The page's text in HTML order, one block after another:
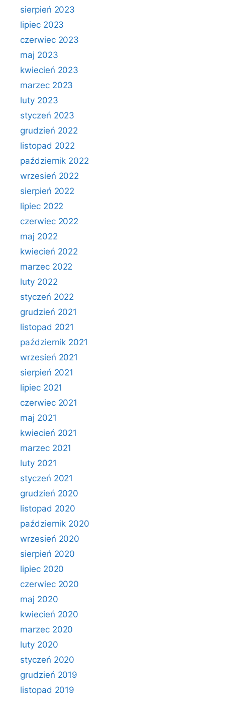
sierpień 2023
lipiec 2023
czerwiec 2023
maj 2023
kwiecień 2023
marzec 2023
luty 2023
styczeń 2023
grudzień 2022
listopad 2022
październik 2022
wrzesień 2022
sierpień 2022
lipiec 2022
czerwiec 2022
maj 2022
kwiecień 2022
marzec 2022
luty 2022
styczeń 2022
grudzień 2021
listopad 2021
październik 2021
wrzesień 2021
sierpień 2021
lipiec 2021
czerwiec 2021
maj 2021
kwiecień 2021
marzec 2021
luty 2021
styczeń 2021
grudzień 2020
listopad 2020
październik 2020
wrzesień 2020
sierpień 2020
lipiec 2020
czerwiec 2020
maj 2020
kwiecień 2020
marzec 2020
luty 2020
styczeń 2020
grudzień 2019
listopad 2019